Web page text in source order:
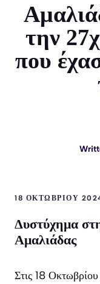
την
που
18 ΟΚΤΩΒΡΊΟΥ
Δυστύχημα
Αμαλιάδας
Στις 18